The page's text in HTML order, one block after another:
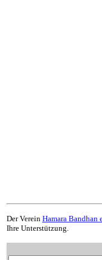
Der Verein Hamara Bandhan
Ihre Unterstützung.